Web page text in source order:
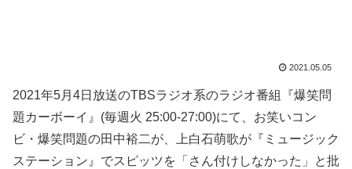
2021.05.05
2021年5月4日放送のTBSラジオ系のラジオ番組『爆笑問
題カーボーイ』(毎週火 25:00-27:00)にて、お笑いコン
ビ・爆笑問題の田中裕二が、上白石萌歌が『ミュージック
ステーション』でスピッツを「さん付けしなかった」と批